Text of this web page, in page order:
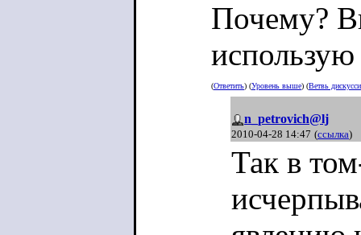
Почему?
использую
(Ответить) (Уровень выше) (Ветвь
n_petrovich@lj
2010-04-28 14:47 (ссылка)
Так в